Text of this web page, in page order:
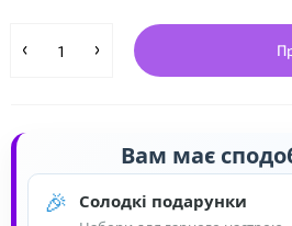
Вам має
🎉 Солодкі подарунки